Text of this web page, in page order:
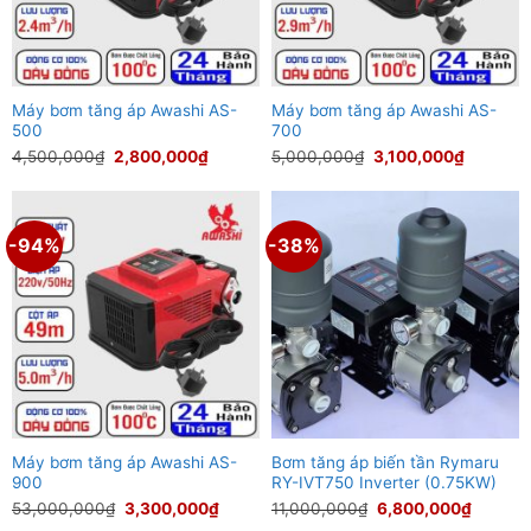
Máy bơm tăng áp Awashi AS-
500
4,500,000₫ Giá
gốc
4,500,000₫.
2,800,000₫Giá
tại
là:
2,800,000₫.
Máy bơm tăng áp Awashi AS-
700
5,000,000₫ Giá
gốc
là:
3,100,000₫Giá
tại
-94%
Máy bơm tăng áp Awashi AS-
900
53,000,000₫ Giá
gốc
3,300,000₫Giá
-38%
Bơm tăng áp biến tần Rymaru
RY-IVT750 Inverter (0.75KW)
11,000,000₫ Giá
gốc
6,800,000₫Giá